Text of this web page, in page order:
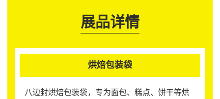
展品详情
烘焙包装袋
八边封烘焙包装袋，专为面包、糕点、饼干等烘